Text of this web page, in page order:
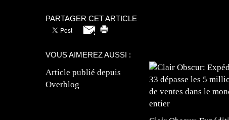
PARTAGER CET ARTICLE
VOUS AIMEREZ AUSSI :
Article publié depuis
Overblog